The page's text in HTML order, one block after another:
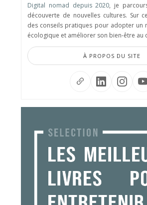
Digital nomad depuis 2020, je
découverte de nouvelles cultures. Sur
des conseils pratiques pour adopter un
écologique et améliorer son bien-être au
À PROPOS DU SITE